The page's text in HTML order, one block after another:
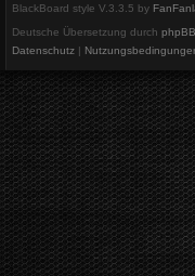
BlackBoard style V.3.3.5 by
Deutsche Übersetzung durch
Datenschutz |